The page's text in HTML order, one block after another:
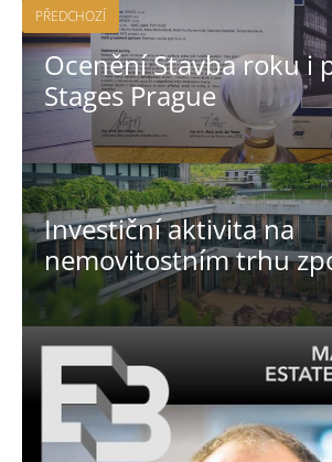
PŘEDCHOZÍ
Ocenění Stavba roku i
Stages Prague
Investiční aktivita na
nemovitostním trhu